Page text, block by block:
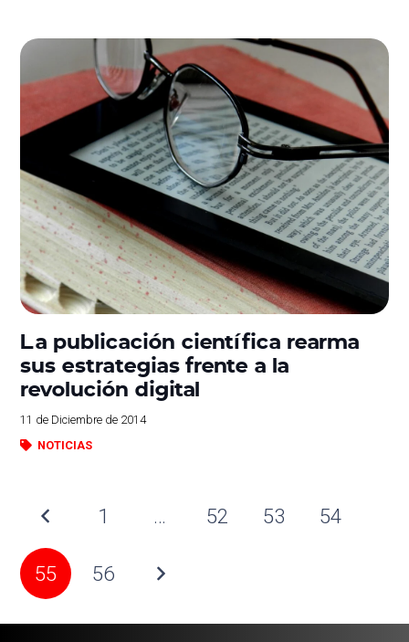
La publicación científica rearma
sus estrategias frente a la
revolución digital
11 de Diciembre de 2014
NOTICIAS
1 … 52 53 54
55 56